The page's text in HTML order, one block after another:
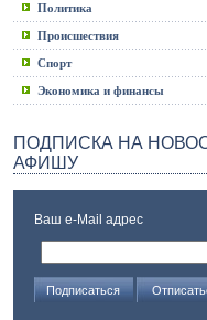
Политика
Происшествия
Спорт
Экономика и финансы
ПОДПИСКА НА
АФИШУ
Ваш e-Mail адрес